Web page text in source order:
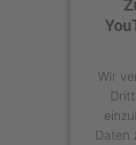
Wir
Daten